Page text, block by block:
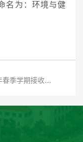
名为：环境与健